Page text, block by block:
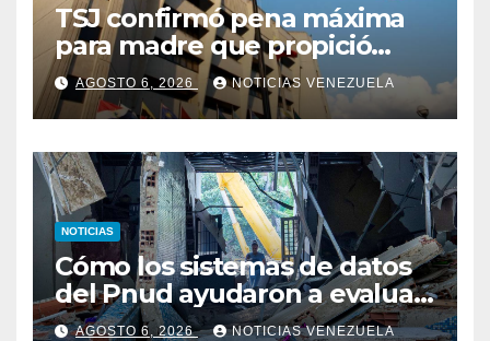
TSJ confirmó pena máxima
para madre que propició
abuso y asesinato de su hijo
AGOSTO 6, 2026 NOTICIAS VENEZUELA
NOTICIAS
Cómo los sistemas de datos
del Pnud ayudaron a evaluar
el sismo y tomar decisiones
AGOSTO 6, 2026 NOTICIAS VENEZUELA